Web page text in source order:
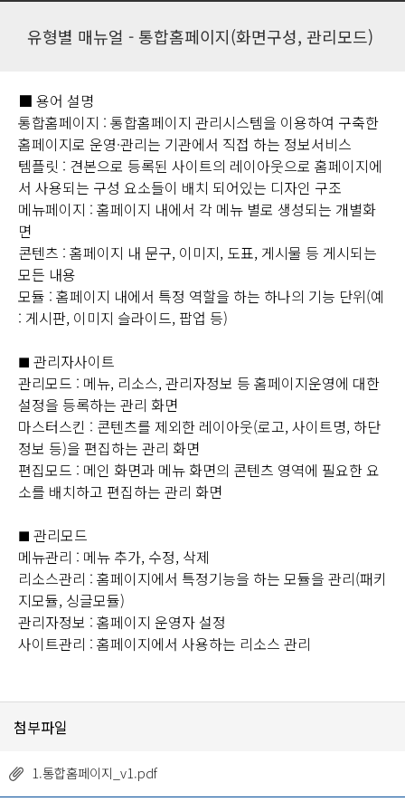
유형별 매뉴얼 - 통합홈페이지(화면구성, 관리모드)
■ 용어 설명
통합홈페이지 : 통합홈페이지 관리시스템을 이용하여 구축한
홈페이지로 운영·관리는 기관에서 직접 하는 정보서비스
템플릿 : 견본으로 등록된 사이트의 레이아웃으로 홈페이지에
서 사용되는 구성 요소들이 배치 되어있는 디자인 구조
메뉴페이지 : 홈페이지 내에서 각 메뉴 별로 생성되는 개별화
면
콘텐츠 : 홈페이지 내 문구, 이미지, 도표, 게시물 등 게시되는
모든 내용
모듈 : 홈페이지 내에서 특정 역할을 하는 하나의 기능 단위(예
: 게시판, 이미지 슬라이드, 팝업 등)
■ 관리자사이트
관리모드 : 메뉴, 리소스, 관리자정보 등 홈페이지운영에 대한
설정을 등록하는 관리 화면
마스터스킨 : 콘텐츠를 제외한 레이아웃(로고, 사이트명, 하단
정보 등)을 편집하는 관리 화면
편집모드 : 메인 화면과 메뉴 화면의 콘텐츠 영역에 필요한 요
소를 배치하고 편집하는 관리 화면
■ 관리모드
메뉴관리 : 메뉴 추가, 수정, 삭제
리소스관리 : 홈페이지에서 특정기능을 하는 모듈을 관리(패키
지모듈, 싱글모듈)
관리자정보 : 홈페이지 운영자 설정
사이트관리 : 홈페이지에서 사용하는 리소스 관리
첨부파일
1.통합홈페이지_v1.pdf